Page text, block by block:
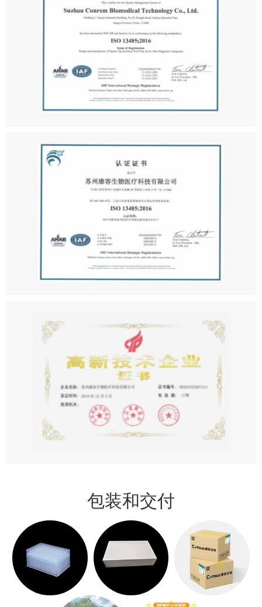
包装和交付